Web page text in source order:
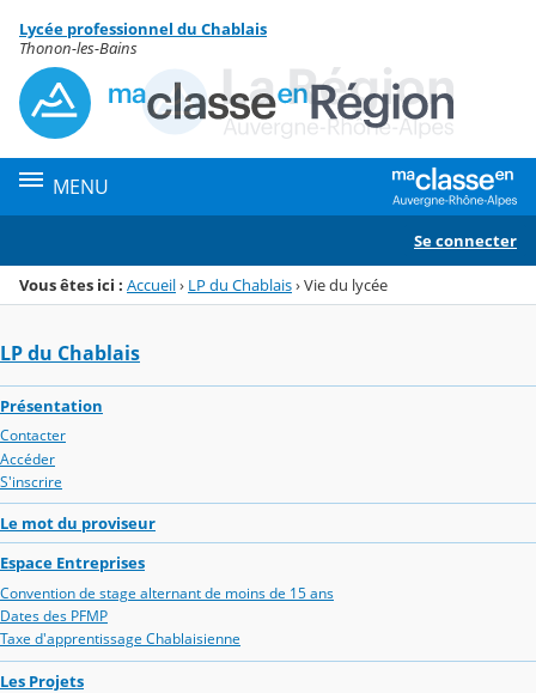
Menu de la rubrique
Contenu
Lycée professionnel du Chablais
Thonon-les-Bains
MENU
Se connecter
Vous êtes ici : Accueil› LP du Chablais›Vie du lycée
LP du Chablais
Présentation
Contacter
Accéder
S'inscrire
Le mot du proviseur
Espace Entreprises
Convention de stage alternant de moins de 15 ans
Dates des PFMP
Taxe d'apprentissage Chablaisienne
Les Projets